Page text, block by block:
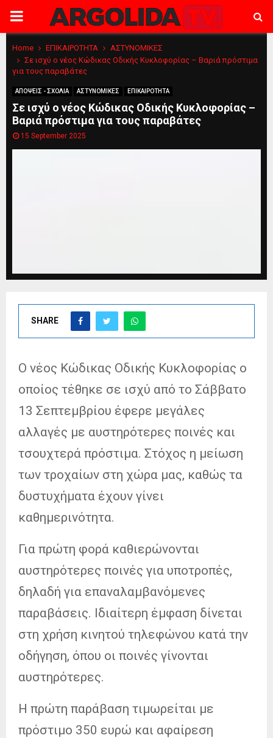
PRIMARY
MENU
Home ΕΠΙΚΑΙΡΟΤΗΤΑ
ΑΣΤΥΝΟΜΙΚΕΣ
Σε ισχύ ο νέος Κώδικας Οδικής Κυκλοφορίας – Βαριά πρόστιμα
για τους παραβάτες
ΑΠΟΨΕΙΣ - ΣΧΟΛΙΑ ΑΣΤΥΝΟΜΙΚΕΣ ΕΠΙΚΑΙΡΟΤΗΤΑ
Σε ισχύ ο νέος Κώδικας Οδικής Κυκλοφορίας –
Βαριά πρόστιμα για τους παραβάτες
15 September 2025
SHARE
Ο νέος Κώδικας Οδικής Κυκλοφορίας ο
οποίος τέθηκε σε ισχύ από το Σάββατο
13 Σεπτεμβρίου έφερε μεγάλες
αλλαγές με αυστηρότερες ποινές και
τσουχτερά πρόστιμα. Στόχος η μείωση
των τροχαίων στη χώρα μας, καθώς τα
δυστυχήματα έχουν γίνει
καθημερινότητα.
Για πρώτη φορά καθιερώνονται
αυστηρότερες ποινές για υποτροπές,
δηλαδή για επαναλαμβανόμενες
παραβάσεις. Ιδιαίτερη έμφαση δίνεται
στη χρήση κινητού τηλεφώνου κατά την
οδήγηση, όπου οι ποινές γίνονται
αυστηρότερες.
Η πρώτη παράβαση τιμωρείται με
πρόστιμο 350 ευρώ και αφαίρεση